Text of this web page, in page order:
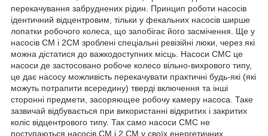
перекачування забруднених рідин. Принцип роботи насосів
ідентичний відцентровим, тільки у фекальних насосів ширше
лопатки робочого колеса, що запобігає його засмічення. Ще у
насосів СМ і 2СМ зроблені спеціальні ревізійні люки, через які
можна дістатися до важкодоступних місць. Насоси СМС це
насоси де застосовано робоче колесо вільно-вихрового типу,
це дає насосу можливість перекачувати практичні будь-які (які
можуть потрапити всередину) тверді включення та інші
сторонні предмети, засоряющее робочу камеру насоса. Таке
зазвичай відбувається при використанні відкритих і закритих
коліс відцентрового типу. Так само насоси СМС не
поступаються насосів СМ і 2 СМ у своїх енергетичних